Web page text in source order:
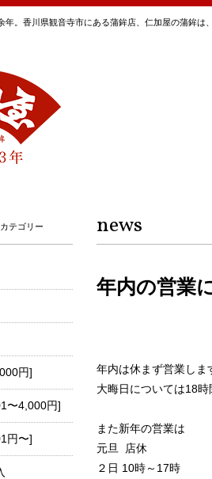
年。香川県観音寺市にある蒲鉾店、仁加屋の蒲鉾は
news
年内の営業
年内は休まず営業しま
大晦日については18時
また新年の営業は
元旦 店休
２日 10時～17時
カテゴリー
円]
〜4,000円]
円〜]